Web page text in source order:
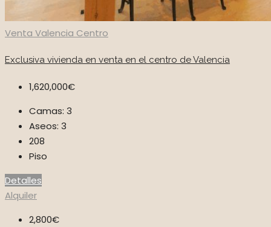
Venta Valencia Centro
Exclusiva vivienda en venta en el centro de Valencia
1,620,000€
Camas: 3
Aseos: 3
208
Piso
Detalles
Alquiler
2,800€